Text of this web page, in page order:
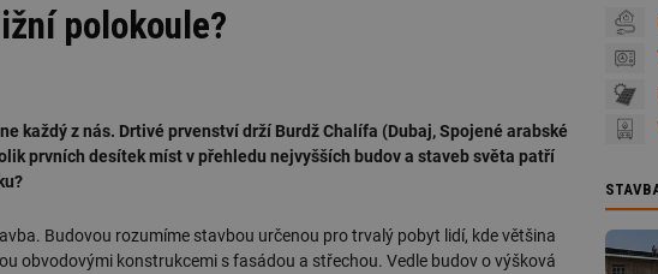
polokoule?
každý z nás. Drtivé prvenství drží Burdž Chalífa (Dubaj, Spojené arabské
prvních desítek míst v přehledu nejvyšších budov a staveb světa patří
Budovou rozumíme stavbou určenou pro trvalý pobyt lidí, kde většina
obvodovými konstrukcemi s fasádou a střechou. Vedle budov o výšková